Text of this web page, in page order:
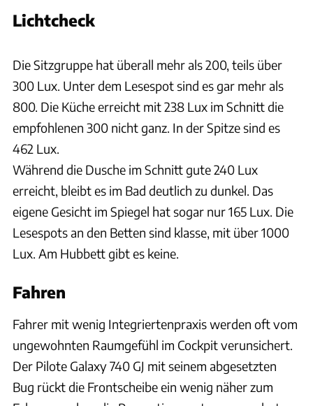
Lichtcheck
Die Sitzgruppe hat überall mehr als 200, teils über
300 Lux. Unter dem Lesespot sind es gar mehr als
800. Die Küche erreicht mit 238 Lux im Schnitt die
empfohlenen 300 nicht ganz. In der Spitze sind es
462 Lux.
Während die Dusche im Schnitt gute 240 Lux
erreicht, bleibt es im Bad deutlich zu dunkel. Das
eigene Gesicht im Spiegel hat sogar nur 165 Lux. Die
Lesespots an den Betten sind klasse, mit über 1000
Lux. Am Hubbett gibt es keine.
Fahren
Fahrer mit wenig Integriertenpraxis werden oft vom
ungewohnten Raumgefühl im Cockpit verunsichert.
Der Pilote Galaxy 740 GJ mit seinem abgesetzten
Bug rückt die Frontscheibe ein wenig näher zum